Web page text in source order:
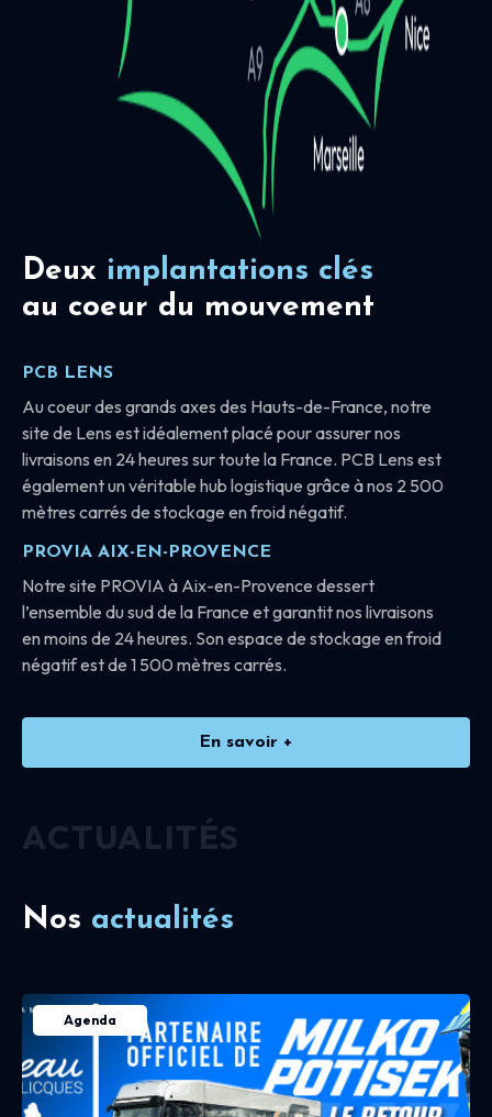
Deux implantations clés
au coeur du mouvement
PCB LENS
Au coeur des grands axes des Hauts-de-France, notre
site de Lens est idéalement placé pour assurer nos
livraisons en 24 heures sur toute la France. PCB Lens est
également un véritable hub logistique grâce à nos 2 500
mètres carrés de stockage en froid négatif.
PROVIA AIX-EN-PROVENCE
Notre site PROVIA à Aix-en-Provence dessert
l’ensemble du sud de la France et garantit nos livraisons
en moins de 24 heures. Son espace de stockage en froid
négatif est de 1 500 mètres carrés.
En savoir +
ACTUALITÉS
Nos actualités
Agenda